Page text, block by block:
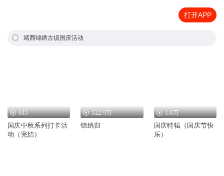
打开APP
靖西锦绣古镇国庆活动
635
国庆中秋系列打卡活
动（完结）
522.9万
锦绣归
1.6万
国庆特辑（国庆节快
乐）